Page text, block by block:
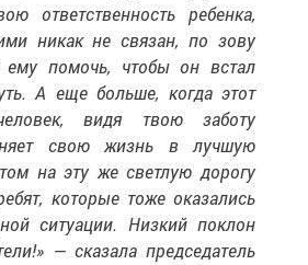
ответственность ребенка,
никак не связан, по зову
ему помочь, чтобы он встал
А еще больше, когда этот
видя твою заботу
свою жизнь в лучшую
на эту же светлую дорогу
которые тоже оказались
ситуации. Низкий поклон
— сказала председатель